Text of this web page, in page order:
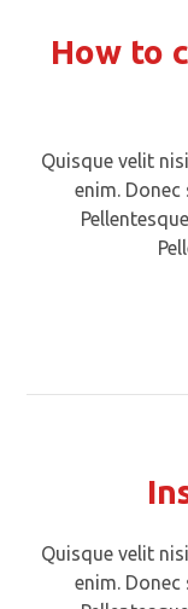
How to
Quisque velit
enim.
Quisque velit
enim.